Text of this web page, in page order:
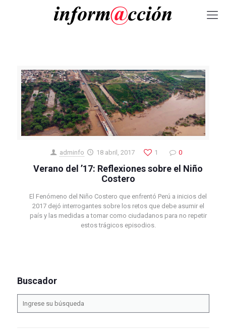
adminfo 18 abril, 2017 1 0
Verano del ’17: Reflexiones sobre el Niño
Costero
El Fenómeno del Niño Costero que enfrentó Perú a inicios del
2017 dejó interrogantes sobre los retos que debe asumir el
país y las medidas a tomar como ciudadanos para no repetir
estos trágicos episodios.
Buscador